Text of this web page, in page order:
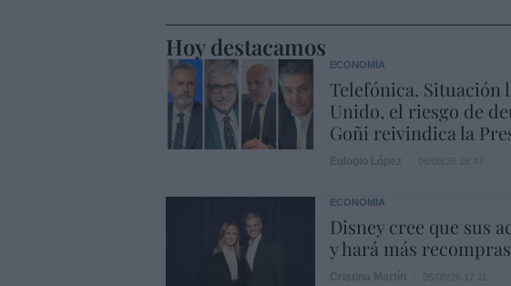
Hoy destacamos
ECONOMÍA
Telefónica. Situación
Unido, el riesgo de
Goñi reivindica la
ECONOMÍA
Disney cree que sus
y hará más recompras